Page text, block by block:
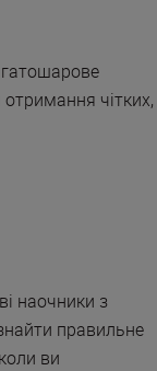
чітких,
наочники з
правильне
ви